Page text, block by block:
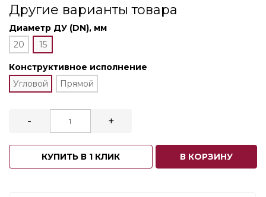
Другие варианты товара
Диаметр ДУ (DN), мм
20
15
Конструктивное исполнение
Угловой
Прямой
- +
КУПИТЬ В 1 КЛИК В КОРЗИНУ